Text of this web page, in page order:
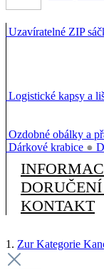
Uzavíratelné ZIP
Logistické kapsy a
Ozdobné obálky a
Dárkové krabice ●
KONTAKT
1. Zur Kategorie